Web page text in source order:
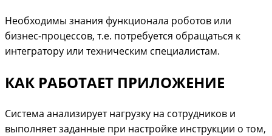
Необходимы знания функционала роботов или
бизнес-процессов, т.е. потребуется обращаться к
интегратору или техническим специалистам.
КАК РАБОТАЕТ ПРИЛОЖЕНИЕ
Система анализирует нагрузку на сотрудников и
выполняет заданные при настройке инструкции о том,